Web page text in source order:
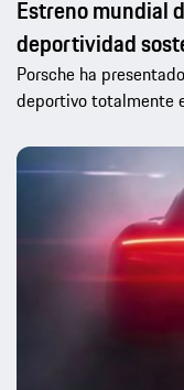
Estreno mundial
deportividad
Porsche ha
deportivo totalmente